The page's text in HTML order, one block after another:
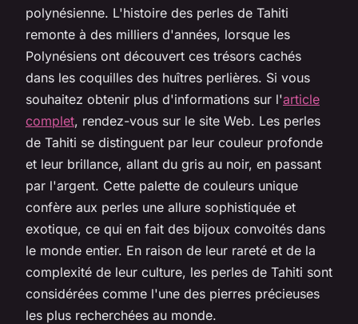
polynésienne. L'histoire des perles de Tahiti
remonte à des milliers d'années, lorsque les
Polynésiens ont découvert ces trésors cachés
dans les coquilles des huîtres perlières. Si vous
souhaitez obtenir plus d'informations sur l'article
complet, rendez-vous sur le site Web. Les perles
de Tahiti se distinguent par leur couleur profonde
et leur brillance, allant du gris au noir, en passant
par l'argent. Cette palette de couleurs unique
confère aux perles une allure sophistiquée et
exotique, ce qui en fait des bijoux convoités dans
le monde entier. En raison de leur rareté et de la
complexité de leur culture, les perles de Tahiti sont
considérées comme l'une des pierres précieuses
les plus recherchées au monde.